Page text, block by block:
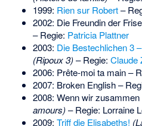
1999: Rien sur Robert–
2002: Die Freundin der
– Regie: Patricia Plattner
2003: Die Bestechlichen 3
(Ripoux 3)– Regie: Claude
2006: Prête-moi ta main –
2007: Broken English –
2008: Wenn wir zusammen
amours)– Regie: Lorraine
2009: Triff die Elisabeths!